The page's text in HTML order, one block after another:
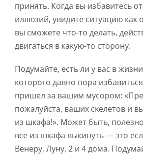
принять. Когда вы избавитесь
иллюзий, увидите ситуацию как
вы сможете что-то делать,
двигаться в какую-то сторону.
Подумайте, есть ли у вас в
которого давно пора
пришел за вашим мусором:
пожалуйста, ваших скелетов и
из шкафа!». Может быть,
все из шкафа выкинуть — это
Венеру, Луну, 2 и 4 дома.